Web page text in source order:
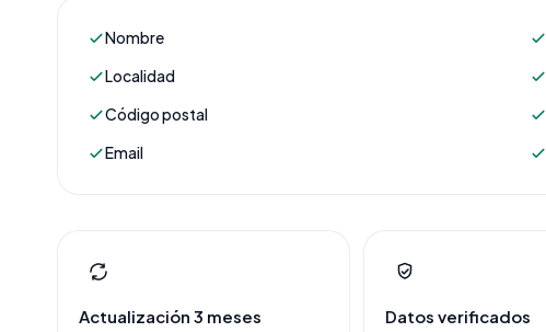
Nombre
Localidad
Código postal
Email
Actualización 3 meses Datos verificados